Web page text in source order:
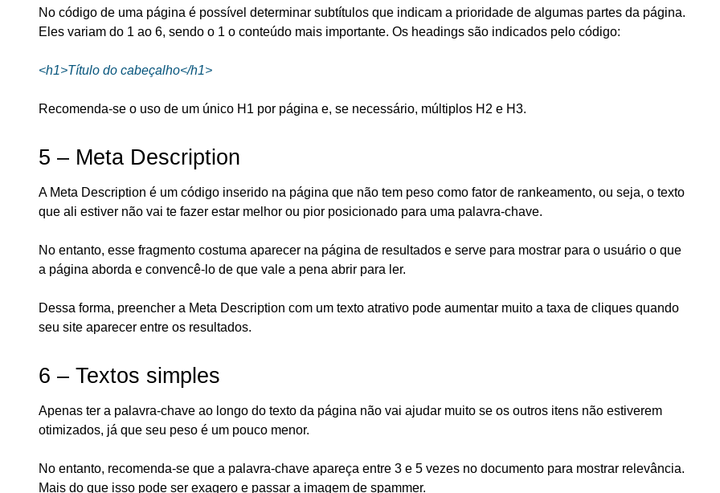
No código de uma página é possível determinar subtítulos que indicam a prioridade de algumas partes da página.
Eles variam do 1 ao 6, sendo o 1 o conteúdo mais importante. Os headings são indicados pelo código:
<h1>Título do cabeçalho</h1>
Recomenda-se o uso de um único H1 por página e, se necessário, múltiplos H2 e H3.
5 – Meta Description
A Meta Description é um código inserido na página que não tem peso como fator de rankeamento, ou seja, o texto
que ali estiver não vai te fazer estar melhor ou pior posicionado para uma palavra-chave.
No entanto, esse fragmento costuma aparecer na página de resultados e serve para mostrar para o usuário o que
a página aborda e convencê-lo de que vale a pena abrir para ler.
Dessa forma, preencher a Meta Description com um texto atrativo pode aumentar muito a taxa de cliques quando
seu site aparecer entre os resultados.
6 – Textos simples
Apenas ter a palavra-chave ao longo do texto da página não vai ajudar muito se os outros itens não estiverem
otimizados, já que seu peso é um pouco menor.
No entanto, recomenda-se que a palavra-chave apareça entre 3 e 5 vezes no documento para mostrar relevância.
Mais do que isso pode ser exagero e passar a imagem de spammer.